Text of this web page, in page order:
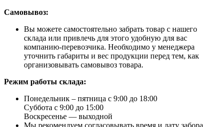
Самовывоз:
Вы можете самостоятельно забрать товар с нашего
склада или привлечь для этого удобную для вас
компанию-перевозчика. Необходимо у менеджера
уточнить габариты и вес продукции перед тем, как
организовывать самовывоз товара.
Режим работы склада:
Понедельник – пятница с 9:00 до 18:00
Суббота с 9:00 до 15:00
Воскресенье — выходной
Мы рекомендуем согласовывать время и дату забора